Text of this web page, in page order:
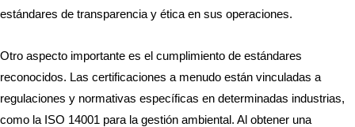
estándares de transparencia y ética en sus operaciones.
Otro aspecto importante es el cumplimiento de estándares
reconocidos. Las certificaciones a menudo están vinculadas a
regulaciones y normativas específicas en determinadas industrias,
como la ISO 14001 para la gestión ambiental. Al obtener una